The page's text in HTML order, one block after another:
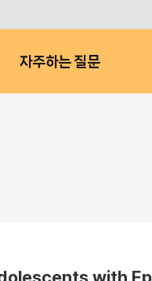
자주하는 질문